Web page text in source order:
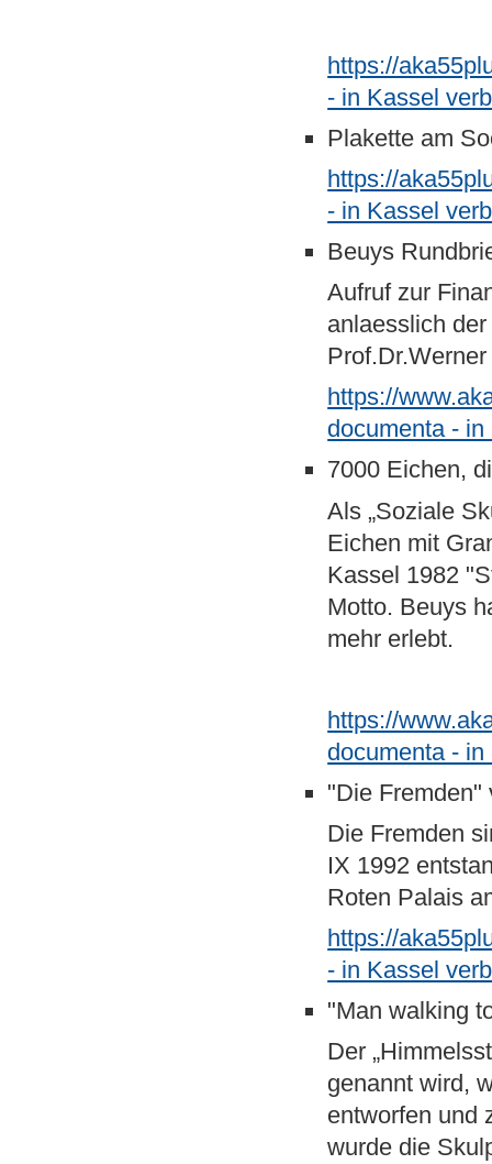
https://
- in Kassel
Plakette am
https://
- in Kassel
Beuys
Aufruf zur
anlaesslich
https://
documenta -
7000 Eichen,
Als „Soziale
Eichen mit
Kassel 1982
Motto. Beuys
mehr erlebt.
https://
documenta -
"Die Fremden"
Die Fremden
IX 1992
Roten Palais
https://
- in Kassel
"Man walking
Der
genannt wird,
entworfen und
wurde die